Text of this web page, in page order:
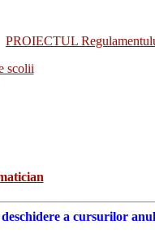
PROIECTUL
scolii
a cursurilor